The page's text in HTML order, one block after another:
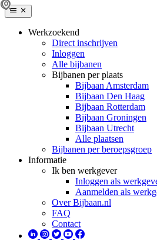
Werkzoekend
Direct inschrijven
Inloggen
Alle bijbanen
Bijbanen per plaats
Bijbaan Amsterdam
Bijbaan Den Haag
Bijbaan Rotterdam
Bijbaan Groningen
Bijbaan Utrecht
Alle plaatsen
Bijbanen per beroepsgroep
Informatie
Ik ben werkgever
Inloggen als
Aanmelden als
Over Bijbaan.nl
FAQ
Contact